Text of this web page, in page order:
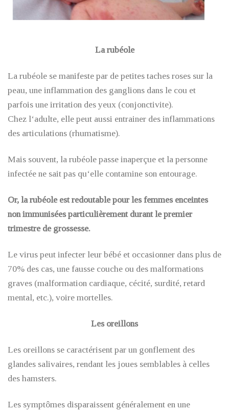
La rubéole
La rubéole se manifeste par de petites taches roses sur la
peau, une inflammation des ganglions dans le cou et
parfois une irritation des yeux (conjonctivite).
Chez l‘adulte, elle peut aussi entrainer des inflammations
des articulations (rhumatisme).
Mais souvent, la rubéole passe inaperçue et la personne
infectée ne sait pas qu‘elle contamine son entourage.
Or, la rubéole est redoutable pour les femmes enceintes
non immunisées particulièrement durant le premier
trimestre de grossesse.
Le virus peut infecter leur bébé et occasionner dans plus de
70% des cas, une fausse couche ou des malformations
graves (malformation cardiaque, cécité, surdité, retard
mental, etc.), voire mortelles.
Les oreillons
Les oreillons se caractérisent par un gonflement des
glandes salivaires, rendant les joues semblables à celles
des hamsters.
Les symptômes disparaissent généralement en une